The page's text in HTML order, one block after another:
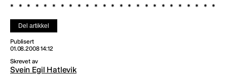
Del artikkel
Publisert
01.08.2008 14:12
Skrevet av
Svein Egil Hatlevik